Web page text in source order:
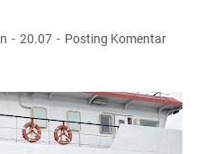
20.07 Posting Komentar